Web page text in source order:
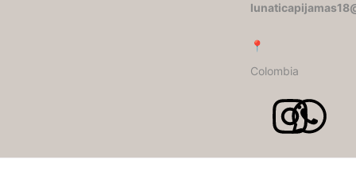
📍
Colombia